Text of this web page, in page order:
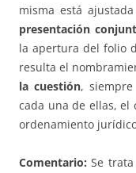
misma está
presentación
la apertura del folio
resulta el
la cuestión,
cada una de ellas, el
ordenamiento
Comentario: Se